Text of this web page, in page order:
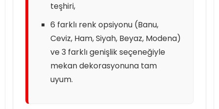
teşhiri,
6 farklı renk opsiyonu (Banu,
Ceviz, Ham, Siyah, Beyaz, Modena)
ve 3 farklı genişlik seçeneğiyle
mekan dekorasyonuna tam
uyum.